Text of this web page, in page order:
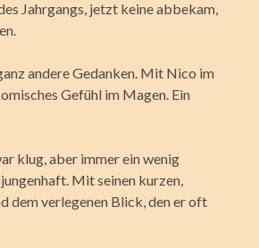
Jahrgangs, jetzt keine abbekam,
andere Gedanken. Mit Nico im
Gefühl im Magen. Ein
klug, aber immer ein wenig
Mit seinen kurzen,
dem verlegenen Blick, den er oft